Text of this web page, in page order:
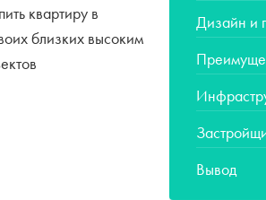
квартиру в
близких высоким
Дизайн и
Вывод